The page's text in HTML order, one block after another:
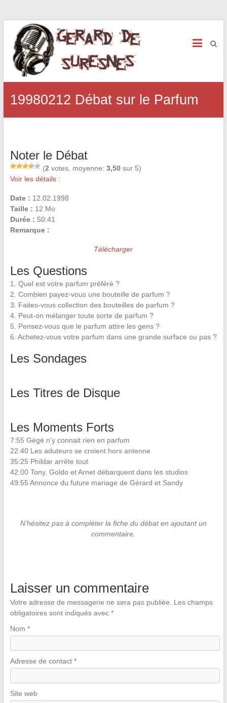
19980212 Débat sur le Parfum
Noter le Débat
(2 votes, moyenne: 3,50sur 5)
Voir les détails :
Date : 12.02.1998
Taille : 12 Mo
Durée : 50:41
Remarque :
Télécharger
Les Questions
1. Quel est votre parfum préféré ?
2. Combien payez-vous une bouteille de parfum ?
3. Faites-vous collection des bouteilles de parfum ?
4. Peut-on mélanger toute sorte de parfum ?
5. Pensez-vous que le parfum attire les gens ?
6. Achetez-vous votre parfum dans une grande surface ou pas ?
Les Sondages
Les Titres de Disque
Les Moments Forts
7:55 Gégé n’y connait rien en parfum
22:40 Les aduteurs se croient hors antenne
35:25 Phildar arrête tout
42:00 Tony, Goldo et Arnet débarquent dans les studios
49:55 Annonce du future mariage de Gérard et Sandy
N’hésitez pas à compléter la fiche du débat en ajoutant un
commentaire.
Laisser un commentaire
Votre adresse de messagerie ne sera pas publiée.
Les champs
obligatoires sont indiqués avec *
Nom *
Adresse de contact *
Site web